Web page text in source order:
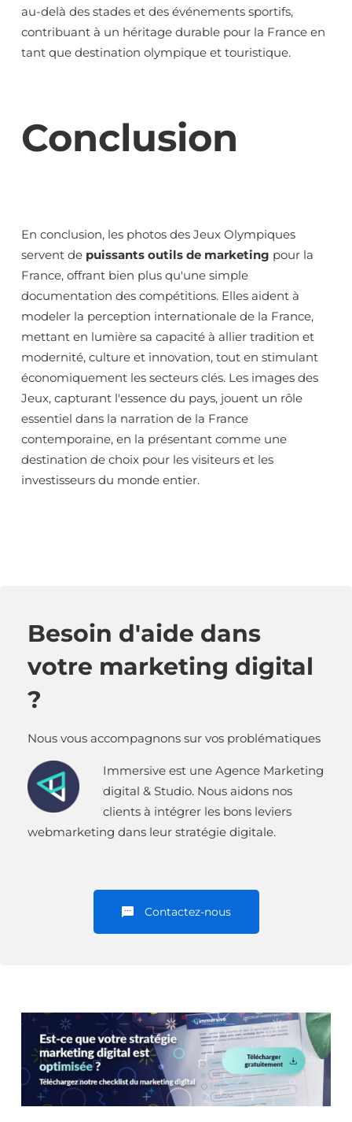
au-delà des stades et des événements sportifs,
contribuant à un héritage durable pour la France en
tant que destination olympique et touristique.
Conclusion
En conclusion, les photos des Jeux Olympiques
servent de puissants outils de marketing pour la
France, offrant bien plus qu'une simple
documentation des compétitions. Elles aident à
modeler la perception internationale de la France,
mettant en lumière sa capacité à allier tradition et
modernité, culture et innovation, tout en stimulant
économiquement les secteurs clés. Les images des
Jeux, capturant l'essence du pays, jouent un rôle
essentiel dans la narration de la France
contemporaine, en la présentant comme une
destination de choix pour les visiteurs et les
investisseurs du monde entier.
Besoin d'aide dans
votre marketing digital
?
Nous vous accompagnons sur vos problématiques
Immersive est une Agence Marketing
digital & Studio. Nous aidons nos
clients à intégrer les bons leviers
webmarketing dans leur stratégie digitale.
Contactez-nous